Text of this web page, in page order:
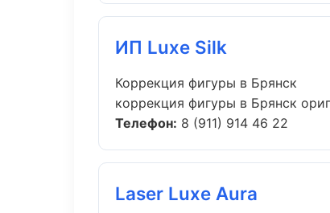
ИП Luxe Silk
Коррекция фигуры в Брянск
коррекция фигуры в Брянск
Телефон: 8 (911) 914 46 22
Laser Luxe Aura